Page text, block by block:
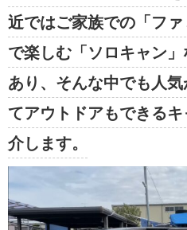
近ではご家族での「フ
で楽しむ「ソロキャン
あり、そんな中でも人
てアウトドアもできる
介します。